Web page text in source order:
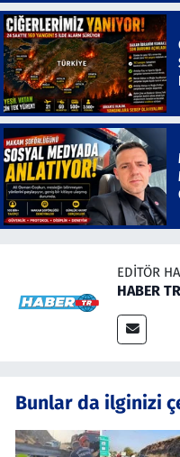
EDITÖR
HABER TR
Bunlar da ilginizi